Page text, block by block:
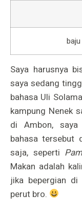
Saya harusnya
saya sedang
bahasa Uli
kampung Nenek
di Ambon,
bahasa tersebut
saja, seperti
Makan adalah
jika bepergian
perut bro.